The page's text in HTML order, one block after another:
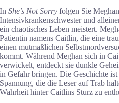
In She’s Not Sorry folgen Sie
Intensivkrankenschwester und
ein chaotisches Leben meistert.
Patientin namens Caitlin, die eine
einen mutmaßlichen
kommt. Während Meghan sich in
verwickelt, entdeckt sie dunkle
in Gefahr bringen. Die Geschichte
Spannung, die die Leser auf Trab
Wahrheit hinter Caitlins Sturz zu